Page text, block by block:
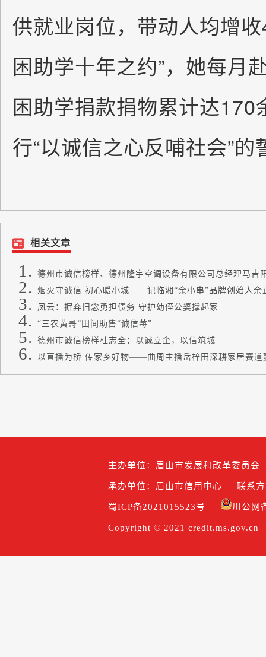
供就业岗位，带动人均增
困助学十年之约”，她每月
困助学捐款捐物累计达
行“以诚信之心反哺社会”的
相关文章
德州市诚信榜样、德州隆宇空调设备有限公司总经理马吉
烟火守诚信 初心暖小城——记临湘“余小串”品牌创始人余
凤云：摒弃旧念勇担债务 守护幼侄公婆撑起家
“三农黄哥”田间助售“诚信莓”
德州市诚信榜样杜志全：以诚立企，以信筑城
以直播为桥 传家乡好物——曲周主播岳梓田深耕家居赛道
主办单位：眉山市发展和改革委员会
承办单位：眉山市信用中心 联系
蜀ICP备2021015523号 川公网
Copyright © 2021 credit.ms.gov.cn